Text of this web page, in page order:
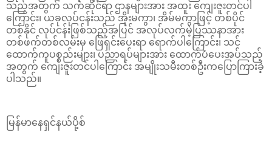
သည့်အတွက် သက်ဆိုင်ရာ ဌာနများအား အထူး ကျေးဇူးတင်ပါ
ကြောင်း၊ ယခုလုပ်ငန်းသည် အိုးမကွာ၊ အိမ်မကွာဖြင့် တစ်ပိုင်
တစ်နိုင် လုပ်ငန်းဖြစ်သည့်အပြင် အလုပ်လက်မဲ့ပြဿနာအား
တစ်ဖက်တစ်လမ်းမှ ဖြေရှင်းပေးရာ ရောက်ပါကြောင်း၊ သင်
ထောက်ကူပစ္စည်းများ၊ ပညာရပ်များအား ထောက်ပံပေးအပ်သည့်
အတွက် ကျေးဇူးတင်ပါကြောင်း‌‌ အမျိုးသမီးတစ်ဦးကပြောကြားခဲ့
ပါသည်။
မြန်မာနေရှင်နယ်ပို့စ်